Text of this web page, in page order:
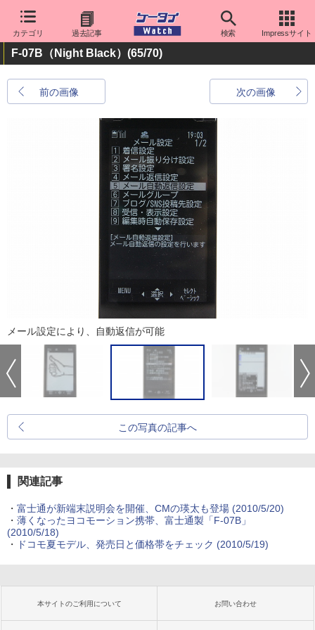
カテゴリ 過去記事 検索 Impressサイト
F-07B（Night Black） (65/70)
前の画像 次の画像
メール設定により、自動返信が可能
この写真の記事へ
関連記事
・ 富士通が新端末説明会を開催、CMの瑛太も登場(2010/5/20)
・ 薄くなったヨコモーション携帯、富士通製「F-07B」
(2010/5/18)
・
ドコモ夏モデル、発売日と価格帯をチェック (2010/5/19)
本サイトのご利用について お問い合わせ